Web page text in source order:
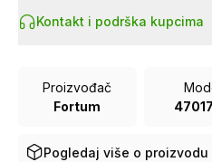
Kontakt i podrška kupcima
Proizvođač
Fortum
Pogledaj više o proizvodu